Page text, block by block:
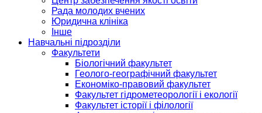
Рада молодих вчених
Юридична клініка
Інше
Навчальні підрозділи
Факультети
Біологічний факультет
Геолого-географічний факультет
Економіко-правовий факультет
Факультет гідрометеорології і екології
Факультет історії і філології